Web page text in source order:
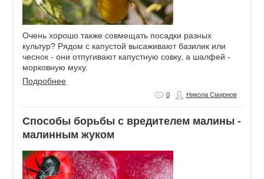
Очень хорошо также совмещать посадки разных
культур? Рядом с капустой высаживают базилик или
чеснок - они отпугивают капустную совку, а шалфей -
морковную муху.
Подробнее
Никола Смирнов
0
Способы борьбы с вредителем малины -
малинным жуком